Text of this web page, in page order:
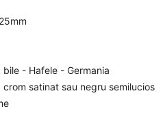
- Hafele - Germania
satinat sau negru semilucios